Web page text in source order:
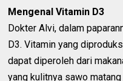
Mengenal Vitamin D3
Dokter Alvi, dalam
D3. Vitamin yang
dapat diperoleh dari
yang kulitnya sawo